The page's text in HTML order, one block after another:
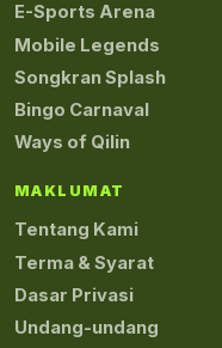
E-Sports Arena
Mobile Legends
Songkran Splash
Bingo Carnaval
Ways of Qilin
MAKLUMAT
Tentang Kami
Terma & Syarat
Dasar Privasi
Undang-undang